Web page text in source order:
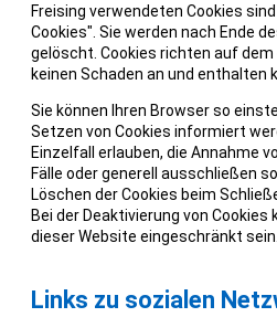
Freising verwendeten Cookies
Cookies". Sie werden nach Ende
gelöscht. Cookies richten auf
keinen Schaden an und enthalten
Sie können Ihren Browser so
Setzen von Cookies informiert
Einzelfall erlauben, die Annahme
Fälle oder generell ausschließen
Löschen der Cookies beim
Bei der Deaktivierung von
dieser Website eingeschränkt sein.
Links zu sozialen